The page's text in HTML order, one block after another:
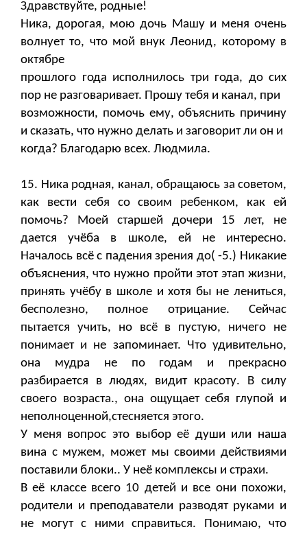
Здравствуйте, родные!
Ника, дорогая, мою дочь Машу и меня очень
волнует то, что мой внук Леонид, которому в
октябре
прошлого года исполнилось три года, до сих
пор не разговаривает. Прошу тебя и канал, при
возможности, помочь ему, объяснить причину
и сказать, что нужно делать и заговорит ли он и
когда? Благодарю всех. Людмила.
15. Ника родная, канал, обращаюсь за советом,
как вести себя со своим ребенком, как ей
помочь? Моей старшей дочери 15 лет, не
дается учёба в школе, ей не интересно.
Началось всё с падения зрения до( -5.) Никакие
объяснения, что нужно пройти этот этап жизни,
принять учёбу в школе и хотя бы не лениться,
бесполезно, полное отрицание. Сейчас
пытается учить, но всё в пустую, ничего не
понимает и не запоминает. Что удивительно,
она мудра не по годам и прекрасно
разбирается в людях, видит красоту. В силу
своего возраста., она ощущает себя глупой и
неполноценной,стесняется этого.
У меня вопрос это выбор её души или наша
вина с мужем, может мы своими действиями
поставили блоки.. У неё комплексы и страхи.
В её классе всего 10 детей и все они похожи,
родители и преподаватели разводят руками и
не могут с ними справиться. Понимаю, что